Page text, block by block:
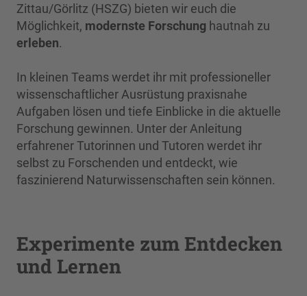
Zittau/Görlitz (HSZG) bieten wir euch die
Möglichkeit, modernste Forschung hautnah zu
erleben.
In kleinen Teams werdet ihr mit professioneller
wissenschaftlicher Ausrüstung praxisnahe
Aufgaben lösen und tiefe Einblicke in die aktuelle
Forschung gewinnen. Unter der Anleitung
erfahrener Tutorinnen und Tutoren werdet ihr
selbst zu Forschenden und entdeckt, wie
faszinierend Naturwissenschaften sein können.
Experimente zum Entdecken
und Lernen